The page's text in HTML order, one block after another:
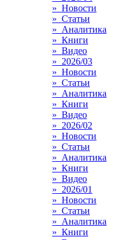
» Новости
» Статьи
» Аналитика
» Книги
» Видео
» 2026/03
» Новости
» Статьи
» Аналитика
» Книги
» Видео
» 2026/02
» Новости
» Статьи
» Аналитика
» Книги
» Видео
» 2026/01
» Новости
» Статьи
» Аналитика
» Книги